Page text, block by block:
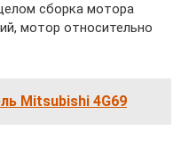
сборка мотора
мотор относительно
Mitsubishi 4G69